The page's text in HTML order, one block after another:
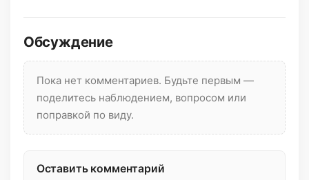
Обсуждение
Пока нет комментариев. Будьте первым —
поделитесь наблюдением, вопросом или
поправкой по виду.
Оставить комментарий